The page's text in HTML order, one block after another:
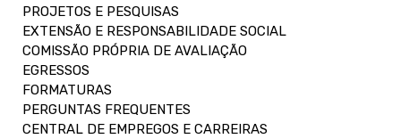
PROJETOS E PESQUISAS
EXTENSÃO E RESPONSABILIDADE SOCIAL
COMISSÃO PRÓPRIA DE AVALIAÇÃO
EGRESSOS
FORMATURAS
PERGUNTAS FREQUENTES
CENTRAL DE EMPREGOS E CARREIRAS